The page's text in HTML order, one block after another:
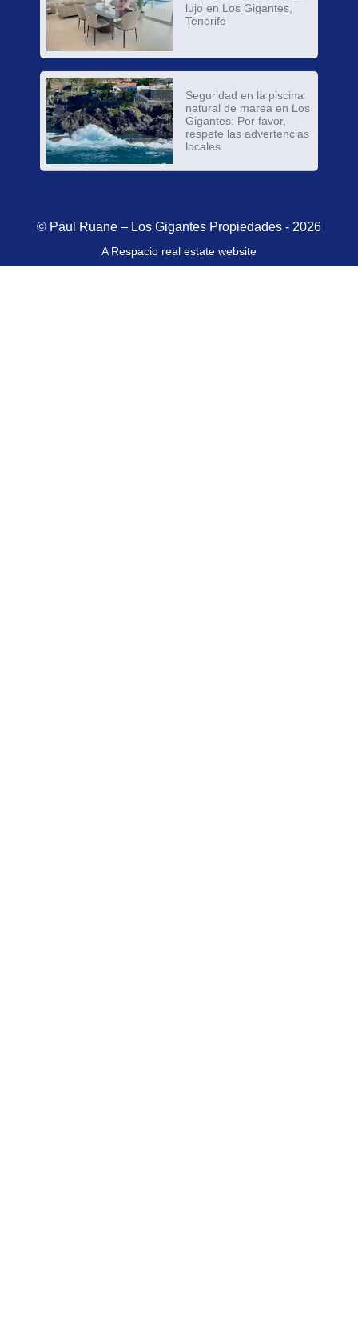
lujo en Los Gigantes,
Tenerife
Seguridad en la piscina
natural de marea en Los
Gigantes: Por favor,
respete las advertencias
locales
© Paul Ruane – Los Gigantes Propiedades - 2026
A Respacio real estate website